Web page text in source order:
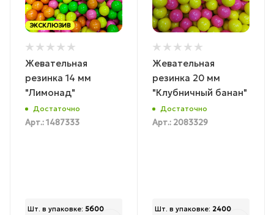
ЭКСКЛЮЗИВ
Жевательная
резинка 14 мм
"Лимонад"
Достаточно
Арт.: 1487333
Шт. в упаковке: 5600
Жевательная
резинка 20 мм
"Клубничный банан"
Достаточно
Арт.: 2083329
Шт. в упаковке: 2400